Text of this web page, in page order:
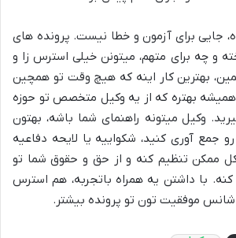
جایی برای آزمون و خطا نیست. پرونده های
و چه برای متهم، میتونن خیلی استرس زا و
بهترین کار اینه که هیچ وقت تو همچین
همیشه بهتره که از یه وکیل متخصص تو حوزه
وکیل میتونه راهنمای شما باشه، بهتون
جمع آوری کنید، شکواییه یا لایحه دفاعیه
ممکن تنظیم کنه و از حق و حقوق شما تو
کنه. با داشتن یه همراه باتجربه، هم استرس
موفقیت تون تو پرونده بیشتر.